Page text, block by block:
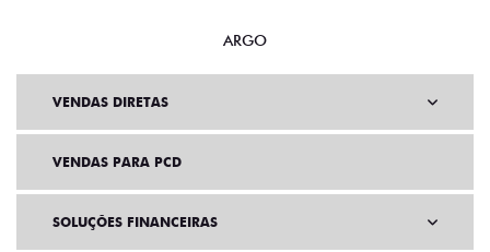
ARGO
VENDAS DIRETAS
VENDAS PARA PCD
SOLUÇÕES FINANCEIRAS